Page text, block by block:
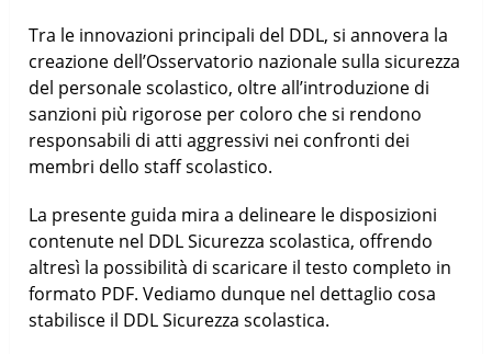
Tra le innovazioni principali del DDL, si annovera la
creazione dell’Osservatorio nazionale sulla sicurezza
del personale scolastico, oltre all’introduzione di
sanzioni più rigorose per coloro che si rendono
responsabili di atti aggressivi nei confronti dei
membri dello staff scolastico.
La presente guida mira a delineare le disposizioni
contenute nel DDL Sicurezza scolastica, offrendo
altresì la possibilità di scaricare il testo completo in
formato PDF. Vediamo dunque nel dettaglio cosa
stabilisce il DDL Sicurezza scolastica.